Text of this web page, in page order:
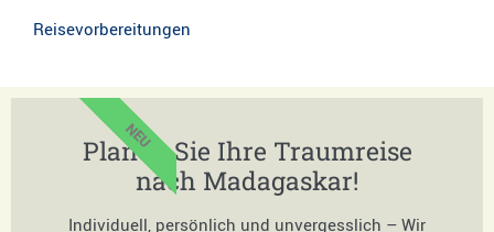
Reisevorbereitungen
Planen Sie Ihre Traumreise
nach Madagaskar!
Individuell, persönlich und unvergesslich – Wir
NEU